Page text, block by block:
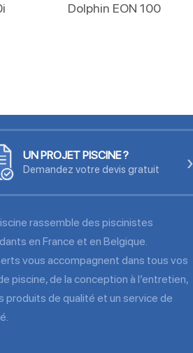
Dolphin EON 100
UN PROJET PISCINE ?
Demandez votre devis gratuit ›
rassemble des piscinistes
en France et en Belgique.
vous accompagnent dans tous vos
piscine, de la conception à l’entretien,
produits de qualité et un service de